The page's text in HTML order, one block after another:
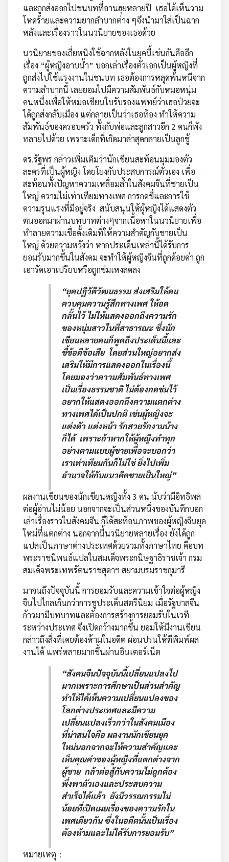
และถูกส่งออกไปชนบทที่อานฮุยหลายปี เธอได้เห็นวาม
โหดร้ายและความยากลำบากต่าง ๆจึงนำมาใส่เป็นฉาก
หลังและเรื่องราวในนวนิยายของเธอด้วย
นวนิยายของเถี่ยหนิงใช้ฉากหลังในยุคนี้เช่นกันคืออีก
เรื่อง “ผู้หญิงอาบน้ำ” บอกเล่าเรื่องตัวเอกเป็นผู้หญิงที่
ถูกส่งไปใช้แรงงานในชนบท เธอต้องการหลุดพ้นหนีจาก
ความลำบากนี้ เลยยอมไปมีความสัมพันธ์กับหมอหนุ่ม
คนหนึ่งเพื่อให้หมอเขียนใบรับรองแพทย์ว่าเธอป่วยจะ
ได้ถูกส่งกลับเมือง แต่กลายเป็นว่าเธอท้อง ทำให้ความ
สัมพันธ์ของครอบครัว ทั้งกับพ่อและลูกสาวอีก 2 คนก็พัง
ทลายไปด้วย เพราะเด็กที่เกิดมาล่าสุดกลายเป็นลูกชู้
ดร.รัฐพร กล่าวเพิ่มเติมว่านักเขียนสะท้อนมุมมองตัว
ละครที่เป็นผู้หญิง โดยโยงกับประสบการณ์ตัวเอง เพื่อ
สะท้อนทั้งปัญหาความเหลื่อมล้ำในสังคมจีนที่ชายเป็น
ใหญ่ ความไม่เท่าเทียมทางเพศ การกดขี่และการใช้
ความรุนแรงที่มีอยู่จริง สนับสนุนให้ผู้หญิงได้แสดงตัว
ตนออกมาผ่านบทบาทต่างๆจากเนื้อหาในนวนิยายเพื่อ
ทำลายความเชื่อดั้งเดิมที่ให้ความสำคัญกับชายเป็น
ใหญ่ ด้วยความหวังว่า หากประเด็นเหล่านี้ได้รับการ
ยอมรับมากขึ้นในสังคม จะทำให้ผู้หญิงจีนที่ถูกด้อยค่า ถูก
เอารัดเอาเปรียบหรือถูกข่มเหงลดลง
“ยุคปฏิวัติวัฒนธรรม ส่งเสริมให้คน
ควบคุมความรู้สึกทางเพศ ให้อด
กลั้นไว้ ไม่ให้แสดงออกถึงความรัก
ของหนุ่มสาวในที่สาธารณะ ซึ่งนัก
เขียนหลายคนก็พูดถึงประเด็นนี้และ
ชี้ข้อดีข้อเสีย โดยส่วนใหญ่อยากส่ง
เสริมให้มีการแสดงออกในเรื่องนี้
โดยมองว่าความสัมพันธ์ทางเพศ
เป็นเรื่องธรรมชาติ ไม่ต้องกดข่มไว้
อยากให้แสดงออกถึงความแตกต่าง
ทางเพศได้เป็นปกติ เช่นผู้หญิงจะ
แต่งตัว แต่งหน้า รักสวยรักงามบ้าง
ก็ได้ เพราะถ้าหากให้ผู้หญิงทำทุก
อย่างตามแบบผู้ชายเพื่อจะบอกว่า
เราเท่าเทียมกันก็ไม่ใช่ ยิ่งไปเพิ่ม
อำนาจให้กับแนวคิดชายเป็นใหญ่”
ผลงานเขียนของนักเขียนหญิงทั้ง 3 คน นับว่ามีอิทธิพล
ต่อผู้อ่านไม่น้อย นอกจากจะเป็นส่วนหนึ่งของบันทึกบอก
เล่าเรื่องราวในสังคมจีน ก็ได้สะท้อนภาพของผู้หญิงจีนยุค
ใหม่ที่แตกต่าง นอกจากนี้นวนิยายหลายเรื่อง ยังได้ถูก
แปลเป็นภาษาต่างประเทศด้วยรวมทั้งภาษาไทย คือบท
พระราชนิพนธ์แปลในสมเด็จพระกนิษฐาธิราชเจ้า กรม
สมเด็จพระเทพรัตนราชสุดาฯ สยามบรมราชกุมารี
มาจนถึงปัจจุบันนี้ การยอมรับและความเข้าใจต่อผู้หญิง
จีนไปไกลเกินกว่าการชูประเด็นสตรีนิยม เมื่อรัฐบาลจีน
ก้าวมามีบทบาทและต้องการสร้างการยอมรับในเวที
ระหว่างประเทศ จึงเปิดกว้างมากขึ้น ยอมให้มีงานเขียน
กล่าวถึงสิ่งที่เคยต้องห้ามในอดีต ผ่อนปรนให้ตีพิมพ์ผล
งานได้ แพร่หลายมากขึ้นผ่านอินเตอร์เน็ต
“สังคมจีนปัจจุบันนี้เปลี่ยนแปลงไป
มากเพราะการศึกษาเป็นส่วนสำคัญ
ทำให้ได้เห็นความเปลี่ยนแปลงของ
โลกต่างประเทศและมีความ
เปลี่ยนแปลงเร็วกว่าในสังคมเมือง
ที่น่าสนใจคือ ผลงานนักเขียนยุค
ใหม่นอกจากจะให้ความสำคัญและ
เห็นคุณค่าของผู้หญิงที่แตกต่างจาก
ผู้ชาย กล้าต่อสู้กับความไม่ถูกต้อง
พึ่งพาตัวเองและประสบความ
สำเร็จได้แล้ว ยังมีวรรณกรรมไม่
น้อยที่เปิดเผยเรื่องของความรักใน
เพศเดียวกัน ซึ่งในอดีตนั้นเป็นเรื่อง
ต้องห้ามและไม่ได้รับการยอมรับ”
หมายเหตุ：